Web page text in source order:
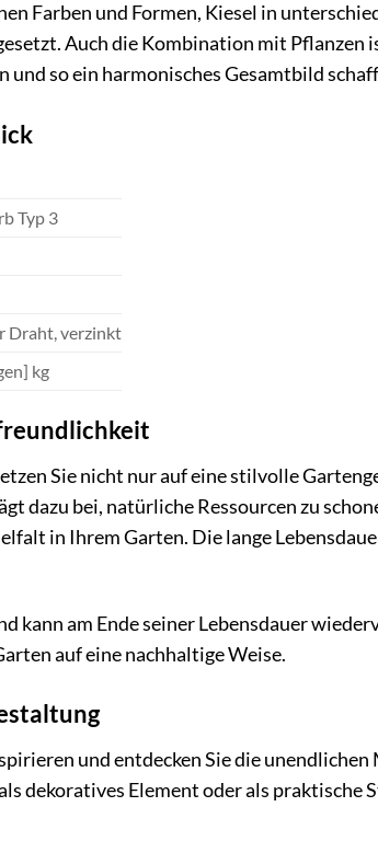
Farben und Formen, Kiesel in
Auch die Kombination mit Pflanzen
und so ein harmonisches Gesamtbild
Typ 3
Draht, verzinkt
kg
Sie nicht nur auf eine stilvolle
dazu bei, natürliche Ressourcen zu
in Ihrem Garten. Die lange
kann am Ende seiner Lebensdauer
auf eine nachhaltige Weise.
und entdecken Sie die
dekoratives Element oder als praktische